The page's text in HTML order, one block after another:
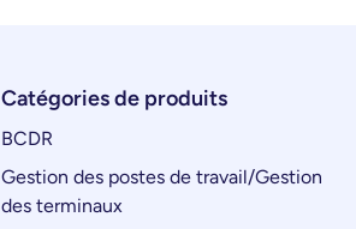
Catégories de produits
BCDR
Gestion des postes de travail/Gestion
des terminaux